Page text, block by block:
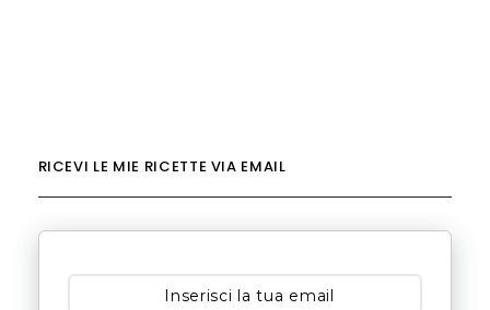
RICEVI LE MIE RICETTE VIA EMAIL